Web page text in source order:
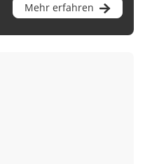
Mehr erfahren